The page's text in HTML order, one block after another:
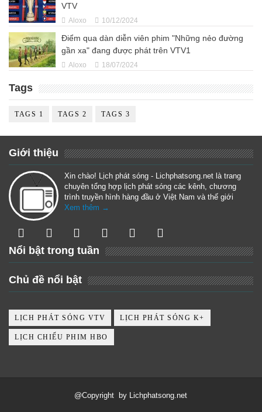
VTV
Aloxo 10/12/2024
Điểm qua dàn diễn viên phim "Những nẻo đường
gần xa" đang được phát trên VTV1
Aloxo 18/07/2024
Tags
TAGS 1 TAGS 2 TAGS 3
Giới thiệu
Xin chào! Lịch phát sóng - Lichphatsong.net là trang
chuyên tổng hợp lịch phát sóng các kênh, chương
trình truyền hình hàng đầu ở Việt Nam và thế giới
Xem thêm →
Nổi bật trong tuần
Chủ đề nổi bật
LỊCH PHÁT SÓNG VTV LỊCH PHÁT SÓNG K+
LỊCH CHIẾU PHIM HBO
@Copyright by Lichphatsong.net